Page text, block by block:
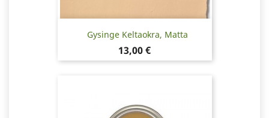
Gysinge Keltaokra, Matta
Hinta
13,00 €